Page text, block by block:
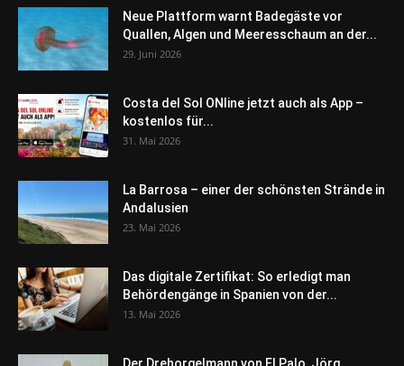
Neue Plattform warnt Badegäste vor
Quallen, Algen und Meeresschaum an der...
29. Juni 2026
Costa del Sol ONline jetzt auch als App –
kostenlos für...
31. Mai 2026
La Barrosa – einer der schönsten Strände in
Andalusien
23. Mai 2026
Das digitale Zertifikat: So erledigt man
Behördengänge in Spanien von der...
13. Mai 2026